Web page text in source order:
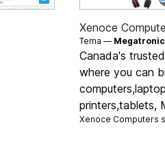
Xenoce
Tema — Megatronic
Canada's
where you can
printers,tablets,
Xenoce Computers